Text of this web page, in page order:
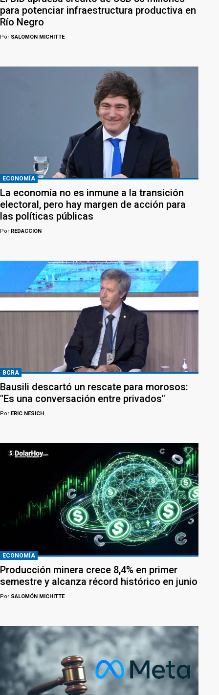
para potenciar infraestructura productiva en
Río Negro
Por SALOMÓN MICHITTE
ECONOMÍA
La economía no es inmune a la transición
electoral, pero hay margen de acción para
las políticas públicas
Por REDACCION
BCRA
Bausili descartó un rescate para morosos:
"Es una conversación entre privados"
Por ERIC NESICH
ECONOMÍA
Producción minera crece 8,4% en primer
semestre y alcanza récord histórico en junio
Por SALOMÓN MICHITTE